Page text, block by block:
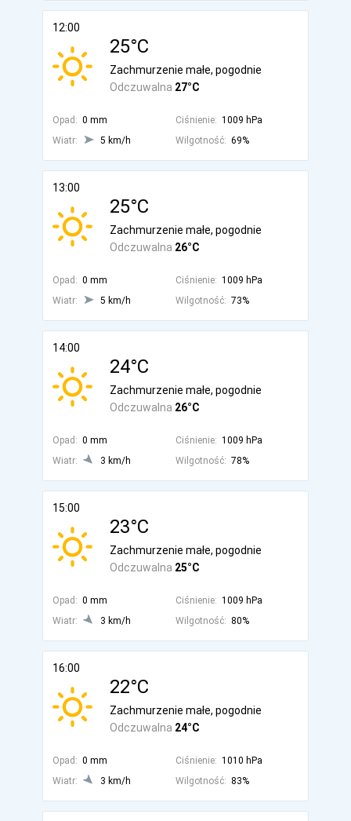
12:00
25°C
Odczuwalna 27°C
Zachmurzenie małe, pogodnie
Opad: 0 mm Ciśnienie: 1009 hPa
Wiatr:
5 km/h Wilgotność: 69%
13:00
25°C
Odczuwalna 26°C
Zachmurzenie małe, pogodnie
Opad: 0 mm Ciśnienie: 1009 hPa
Wiatr:
5 km/h Wilgotność: 73%
14:00
24°C
Odczuwalna 26°C
Zachmurzenie małe, pogodnie
Opad: 0 mm Ciśnienie: 1009 hPa
Wiatr:
3 km/h Wilgotność: 78%
15:00
23°C
Odczuwalna 25°C
Zachmurzenie małe, pogodnie
Opad: 0 mm Ciśnienie: 1009 hPa
Wiatr:
3 km/h Wilgotność: 80%
16:00
22°C
Odczuwalna 24°C
Zachmurzenie małe, pogodnie
Opad: 0 mm Ciśnienie: 1010 hPa
Wiatr:
3 km/h Wilgotność: 83%